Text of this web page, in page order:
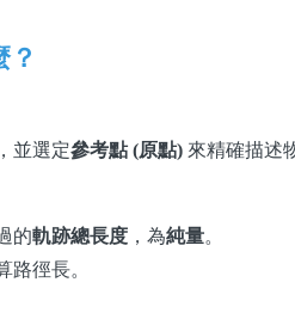
，並選定參考點 (原點) 來精確描述
的軌跡總長度 ，為純量。
路徑長。